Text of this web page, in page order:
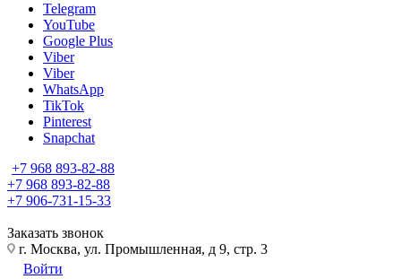
Telegram
YouTube
Google Plus
Viber
Viber
WhatsApp
TikTok
Pinterest
Snapchat
+7 968 893-82-88
+7 968 893-82-88
+7 906-731-15-33
Заказать звонок
г. Москва, ул. Промышленная, д 9, стр. 3
Войти